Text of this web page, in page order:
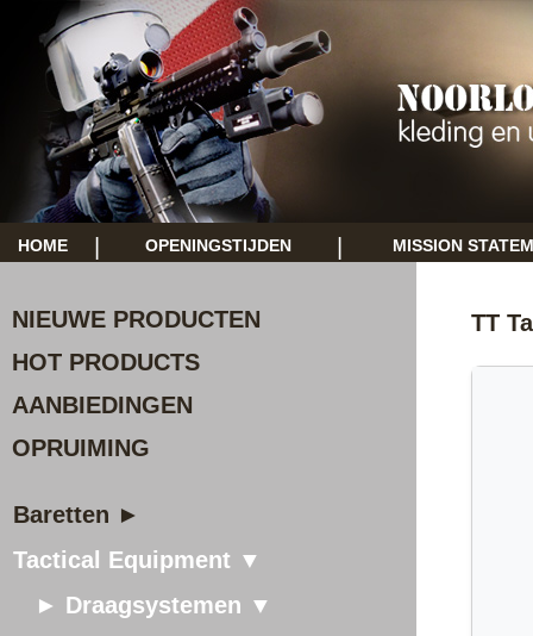
HOME OPENINGSTIJDEN MISSION
NIEUWE PRODUCTEN
HOT PRODUCTS
AANBIEDINGEN
OPRUIMING
Baretten ►
Tactical Equipment ▼
► Draagsystemen ▼
TT